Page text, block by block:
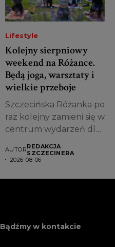
Lifestyle
Kolejny sierpniowy
weekend na Różance.
Będą joga, warsztaty i
wielkie przeboje
Szczecińska Różanka po
raz kolejny zamieni się w
centrum wydarzeń dla
AUTORREDAKCJA
SZCZECINERA
2026-08-06
Bądźmy w kontakcie